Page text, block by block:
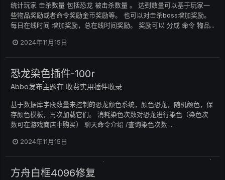
统计玩家 击杀数量 包括恐龙 被击杀数量 。 达到数量可以基于玩家一
些物品奖励或者命令奖励金币奖励等。 也可以对击杀boss增加奖励。
每日在线时间 增加奖励，总在线时间奖励。 奖励可以 分成 命令 物品...
2024年11月15日
恐龙染色插件-100r
Abbo发布主题在 收费实用插件收录
基于数据库字段数量来控制的恐龙颜色系统，颜色恐龙，随机颜色，保
存颜色模板，再次加载它们。 消耗染色次数对恐龙进行染色（染色次
数可在游戏商店中购买） 聊天命令介绍 /查询染色次数 ...
2024年11月15日
方舟白框4096修复